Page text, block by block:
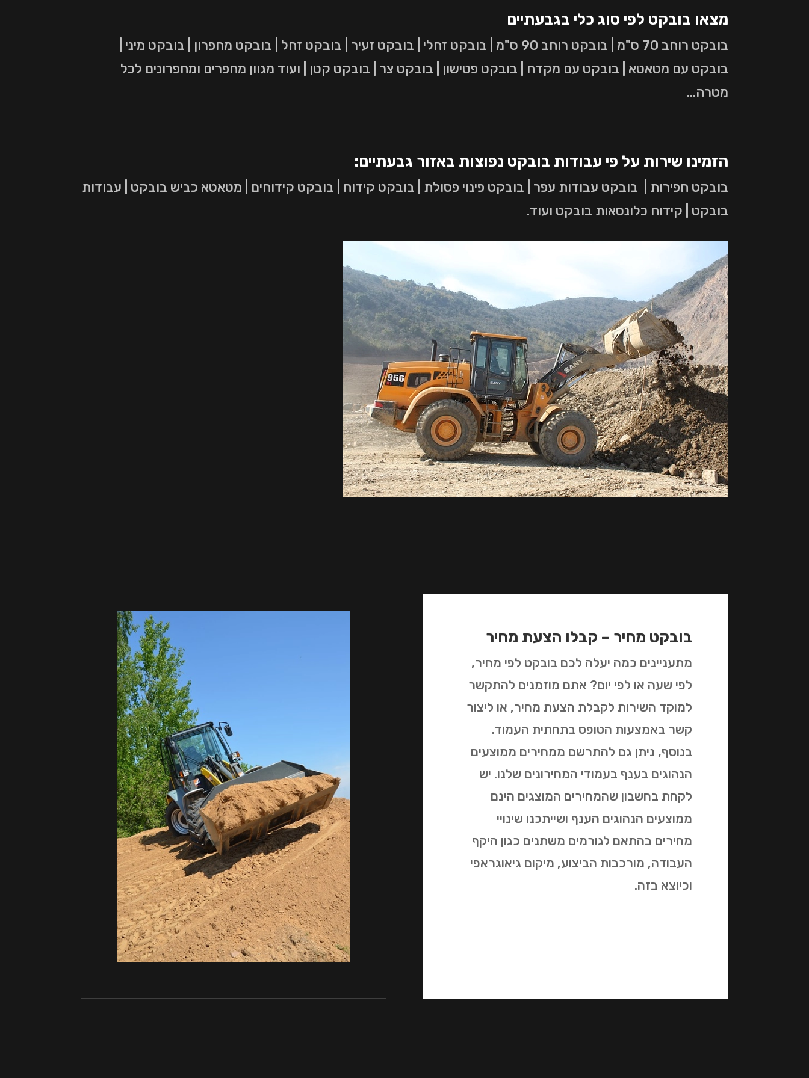
מצאו בובקט לפי סוג כלי בגבעתיים
בובקט רוחב 70 ס"מ | בובקט רוחב 90 ס"מ | בובקט זחלי | בובקט זעיר | בובקט זחל | בובקט מחפרון | בובקט מיני |
בובקט עם מטאטא | בובקט עם מקדח | בובקט פטישון | בובקט צר | בובקט קטן | ועוד מגוון מחפרים ומחפרונים לכל
מטרה…
הזמינו שירות על פי עבודות בובקט נפוצות באזור גבעתיים:
בובקט חפירות | בובקט עבודות עפר | בובקט פינוי פסולת | בובקט קידוח | בובקט קידוחים | מטאטא כביש בובקט | עבודות
בובקט | קידוח כלונסאות בובקט ועוד.
בובקט מחיר – קבלו הצעת מחיר
מתעניינים כמה יעלה לכם בובקט לפי מחיר,
לפי שעה או לפי יום? אתם מוזמנים להתקשר
למוקד השירות לקבלת הצעת מחיר, או ליצור
קשר באמצעות הטופס בתחתית העמוד.
בנוסף, ניתן גם להתרשם ממחירים ממוצעים
הנהוגים בענף בעמודי המחירונים שלנו. יש
לקחת בחשבון שהמחירים המוצגים הינם
ממוצעים הנהוגים הענף ושייתכנו שינויי
מחירים בהתאם לגורמים משתנים כגון היקף
העבודה, מורכבות הביצוע, מיקום גיאוגראפי
וכיוצא בזה.